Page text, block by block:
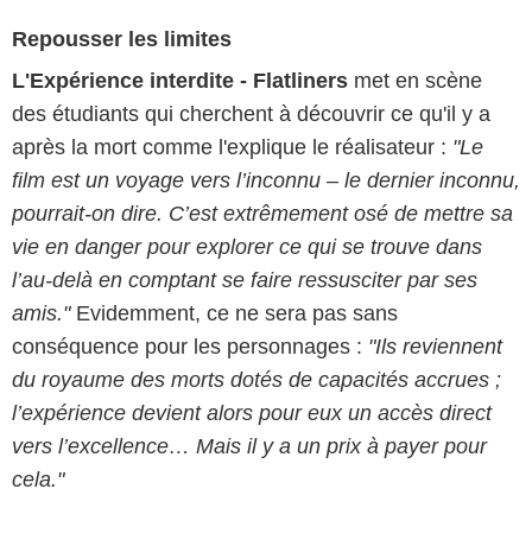
Repousser les limites
L'Expérience interdite - Flatliners met en scène
des étudiants qui cherchent à découvrir ce qu'il y a
après la mort comme l'explique le réalisateur : "Le
film est un voyage vers l’inconnu – le dernier inconnu,
pourrait-on dire. C’est extrêmement osé de mettre sa
vie en danger pour explorer ce qui se trouve dans
l’au-delà en comptant se faire ressusciter par ses
amis."Evidemment, ce ne sera pas sans
conséquence pour les personnages : "Ils reviennent
du royaume des morts dotés de capacités accrues ;
l’expérience devient alors pour eux un accès direct
vers l’excellence… Mais il y a un prix à payer pour
cela."